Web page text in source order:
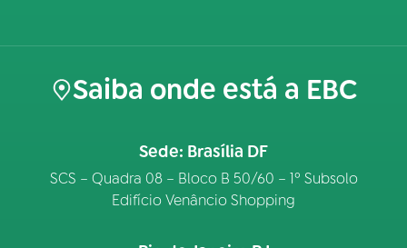
Saiba onde está a EBC
Sede: Brasília DF
SCS – Quadra 08 – Bloco B 50/60 – 1º Subsolo
Edifício Venâncio Shopping